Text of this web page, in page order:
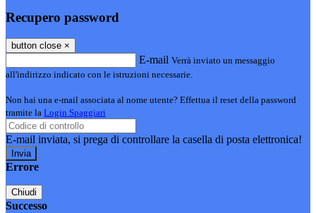
Recupero password
button close ×
E-mail Verrà inviato un messaggio
all'indirizzo indicato con le istruzioni necessarie.
Non hai una e-mail associata al nome utente? Effettua il reset della password
tramite la Login Spaggiari
E-mail inviata, si prega di controllare la casella di posta elettronica!
Errore
Chiudi
Successo